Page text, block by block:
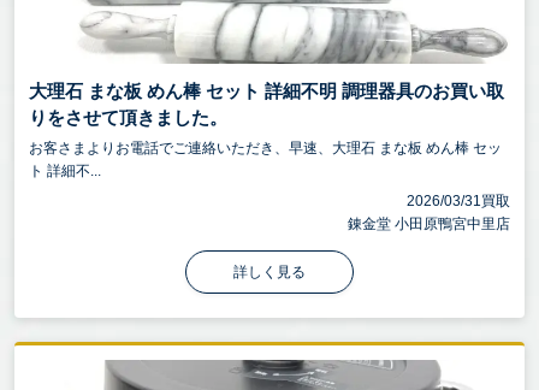
大理石 まな板 めん棒 セット 詳細不明 調理器具のお買い取
りをさせて頂きました。
お客さまよりお電話でご連絡いただき、早速、大理石 まな板 めん棒 セッ
ト 詳細不...
2026/03/31買取
錬金堂 小田原鴨宮中里店
詳しく見る